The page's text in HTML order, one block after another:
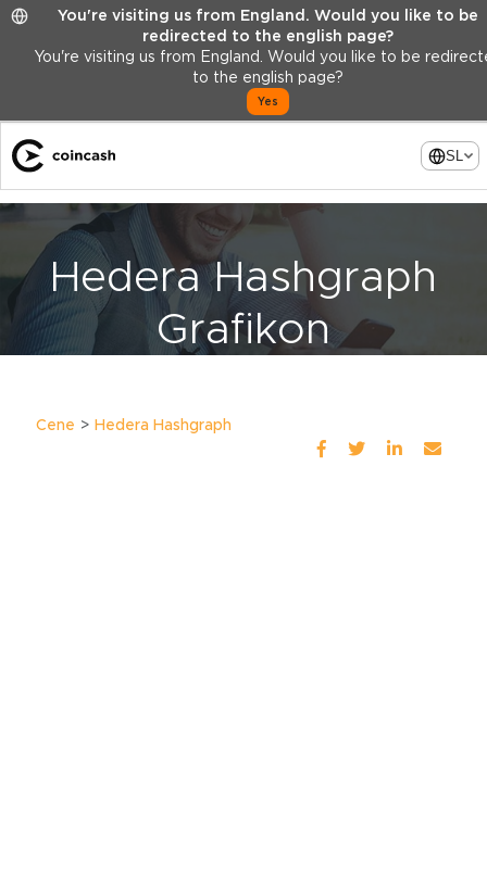
You're visiting us from England. Would you like to be
redirected to the english page?
You're visiting us from England. Would you like to be
to the english page?
Yes
SL
Hedera Hashgraph
Grafikon
Cene Hedera Hashgraph